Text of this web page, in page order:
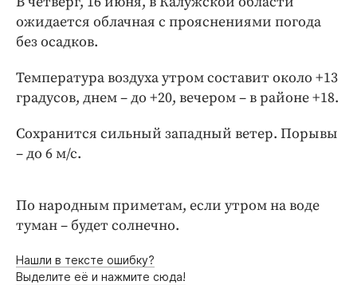
Блоги
Издания
Интересное чтиво
Клиника года
Бренд года
Работодатель года
ожидается облачная с прояснениями погода
без осадков.
Температура воздуха утром составит около +13
градусов, днем – до +20, вечером – в районе +18.
Сохранится сильный западный ветер. Порывы
– до 6 м/с.
По народным приметам, если утром на воде
туман – будет солнечно.
Нашли в тексте ошибку?
Выделите её и нажмите сюда!